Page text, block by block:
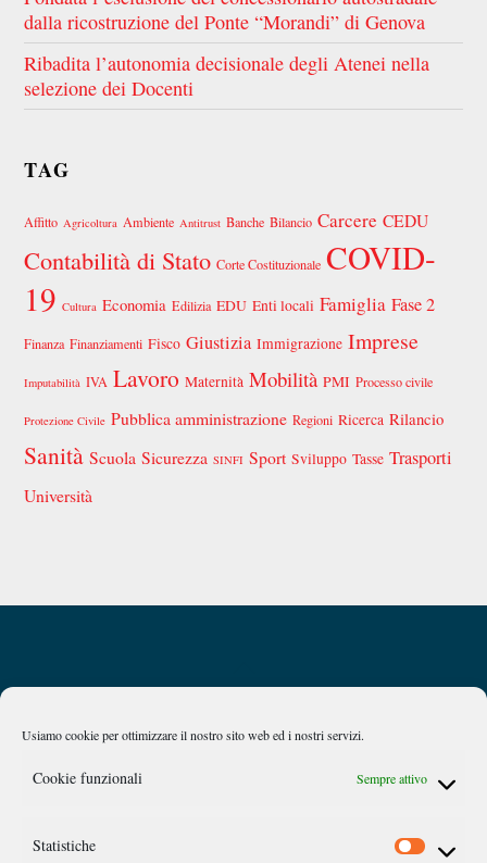
Usiamo cookie per ottimizzare il nostro sito web ed i nostri servizi.
Cookie funzionali Sempre attivo
Statistiche
dalla ricostruzione del Ponte “Morandi” di Genova
Ribadita l’autonomia decisionale degli Atenei nella
selezione dei Docenti
TAG
Affitto Agricoltura Ambiente Antitrust Banche Bilancio Carcere CEDU
Contabilità di Stato Corte Costituzionale COVID-
19 Cultura Economia Edilizia EDU Enti locali Famiglia Fase 2
Finanza Finanziamenti Fisco Giustizia Immigrazione Imprese
Imputabilità IVA Lavoro Maternità Mobilità PMI Processo civile
Protezione Civile Pubblica amministrazione Regioni Ricerca Rilancio
Sanità Scuola Sicurezza SINFI Sport Sviluppo Tasse Trasporti
Università
Top
Privacy Policy Chi siamo
Caan
©Link Campus University